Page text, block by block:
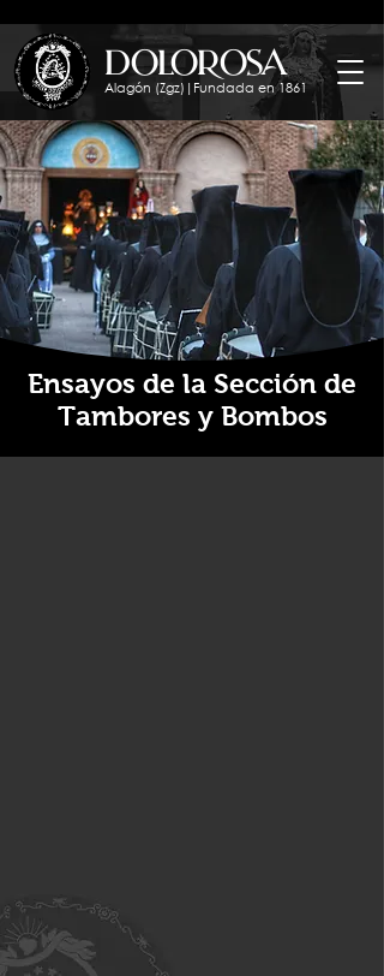
Alagón (Zgz)|Fundada en 1861
dolorosa
Ensayos de la Sección de
Tambores y Bombos